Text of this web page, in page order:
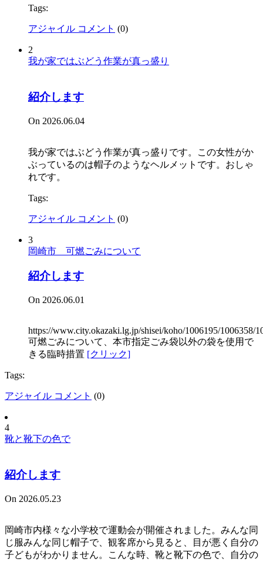
Tags:
アジャイル コメント (0)
2
我が家ではぶどう作業が真っ盛り
紹介します
On 2026.06.04
我が家ではぶどう作業が真っ盛りです。この女性がか
ぶっているのは帽子のようなヘルメットです。おしゃ
れです。
Tags:
アジャイル コメント (0)
3
岡崎市 可燃ごみについて
紹介します
On 2026.06.01
https://www.city.okazaki.lg.jp/shisei/koho/1006195/1006358/
可燃ごみについて、本市指定ごみ袋以外の袋を使用で
きる臨時措置 [クリック]
Tags:
アジャイル コメント (0)
4
靴と靴下の色で
紹介します
On 2026.05.23
岡崎市内様々な小学校で運動会が開催されました。みんな同
じ服みんな同じ帽子で、観客席から見ると、目が悪く自分の
子どもがわかりません。こんな時、靴と靴下の色で、自分の